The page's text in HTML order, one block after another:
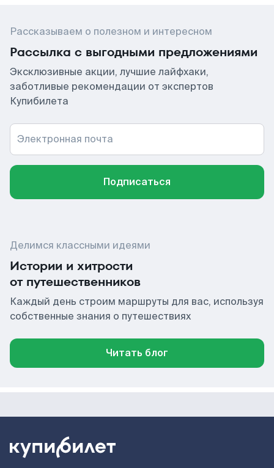
Рассказываем о полезном и интересном
Рассылка с выгодными предложениями
Эксклюзивные акции, лучшие лайфхаки,
заботливые рекомендации от экспертов
Купибилета
Электронная почта
Подписаться
Делимся классными идеями
Истории и хитрости
от путешественников
Каждый день строим маршруты для вас, используя
собственные знания о путешествиях
Читать блог